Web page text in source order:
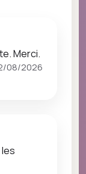
Merci.
08/2026